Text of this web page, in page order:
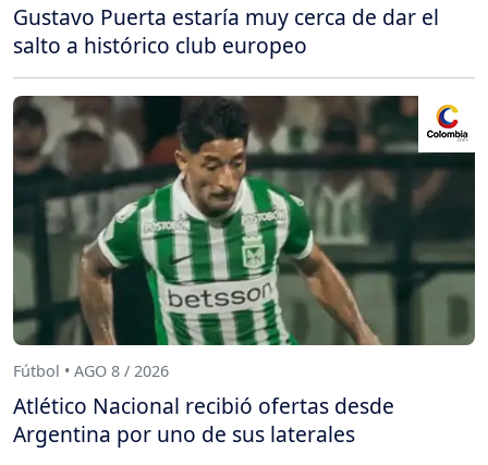
Gustavo Puerta estaría muy cerca de dar el
salto a histórico club europeo
Fútbol • AGO 8 / 2026
Atlético Nacional recibió ofertas desde
Argentina por uno de sus laterales